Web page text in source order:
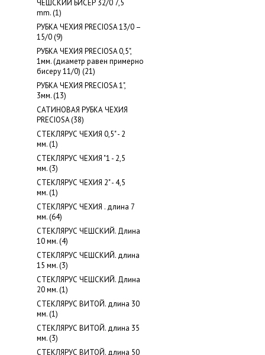
ЧЕШСКИЙ БИСЕР 32/0 7,5
mm. (1)
РУБКА ЧЕХИЯ PRECIOSA 13/0 –
15/0 (9)
РУБКА ЧЕХИЯ PRECIOSA 0,5",
1мм. (диаметр равен примерно
бисеру 11/0) (21)
РУБКА ЧЕХИЯ PRECIOSA 1",
3мм. (13)
САТИНОВАЯ РУБКА ЧЕХИЯ
PRECIOSA (38)
СТЕКЛЯРУС ЧЕХИЯ 0,5" - 2
мм. (1)
СТЕКЛЯРУС ЧЕХИЯ "1 - 2,5
мм. (3)
СТЕКЛЯРУС ЧЕХИЯ 2" - 4,5
мм. (1)
СТЕКЛЯРУС ЧЕХИЯ . длина 7
мм. (64)
СТЕКЛЯРУС ЧЕШСКИЙ. Длина
10 мм. (4)
СТЕКЛЯРУС ЧЕШСКИЙ. длина
15 мм. (3)
СТЕКЛЯРУС ЧЕШСКИЙ. Длина
20 мм. (1)
СТЕКЛЯРУС ВИТОЙ. длина 30
мм. (1)
СТЕКЛЯРУС ВИТОЙ. длина 35
мм. (3)
СТЕКЛЯРУС ВИТОЙ. длина 50